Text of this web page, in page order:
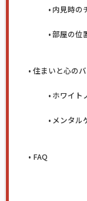
内見時の
部屋の位
住まいと心の
ホワイト
メンタル
FAQ